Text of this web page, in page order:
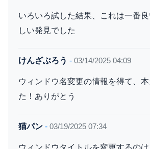
いろいろ試した結果、これは一番
しい発見でした
けんざぶろう - 03/14/2025 04:09
ウィンドウ名変更の情報を得て、
た！ありがとう
猫パン - 03/19/2025 07:34
ウィンドウタイトルを変更するの